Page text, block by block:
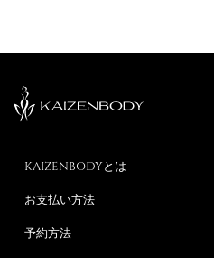
KAIZENBODYとは
お支払い方法
予約方法